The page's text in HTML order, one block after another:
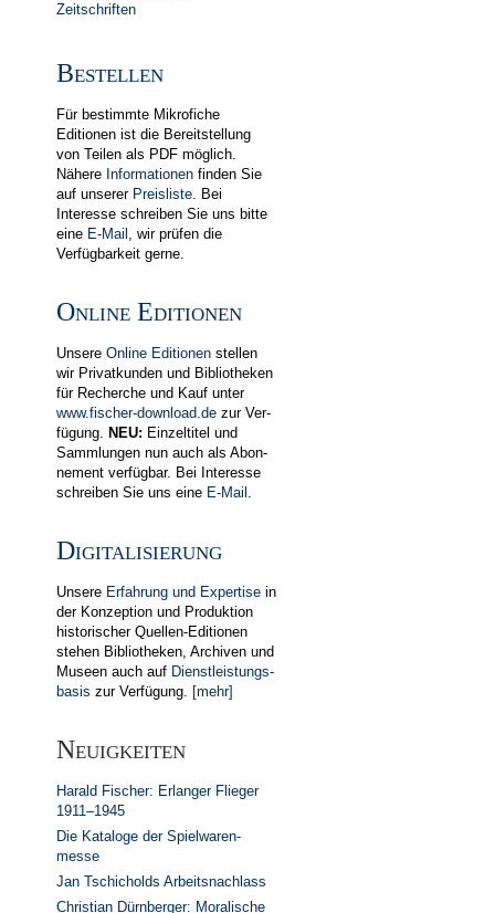
Zeitschriften
Bestellen
Für bestimmte Mikrofiche
Editionen ist die Bereitstellung
von Teilen als PDF möglich.
Nähere In­for­ma­tionen finden Sie
auf unserer Preis­liste. Bei
Interesse schreiben Sie uns bitte
eine E-Mail , wir prüfen die
Verfügbarkeit gerne.
Online Editionen
Unsere Online Editionen stellen
wir Privat­kunden und Biblio­theken
für Recherche und Kauf unter
www.fischer-download.de zur Ver­
fügung. NEU: Einzel­titel und
Samm­lungen nun auch als Abon­
ne­ment ver­fügbar. Bei In­teres­se
schreiben Sie uns eine E-Mail .
Digitalisierung
Unsere Erfahrung und Expertise in
der Kon­zeption und Produktion
historischer Quellen-Editionen
stehen Bib­lio­theken, Archiven und
Museen auch auf Dienst­leistungs­
basis zur Ver­fügung. [mehr]
Neuigkeiten
Harald Fischer: Erlanger Flieger
1911–1945
Die Kataloge der Spiel­waren­
messe
Jan Tschicholds Arbeits­nachlass
Christian Dürn­berger: Mora­lische